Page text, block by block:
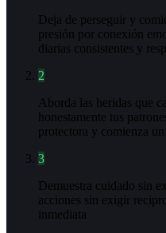
Deja de perseguir y
presión por conexión
diarias consistentes y
2
Aborda las heridas que
honestamente tus
protectora y comienza
3
Demuestra cuidado sin
acciones sin exigir
inmediata